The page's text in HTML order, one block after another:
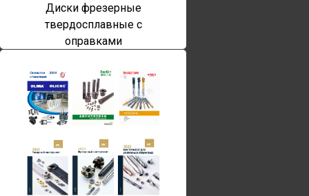
Диски фрезерные
твердосплавные с
оправками